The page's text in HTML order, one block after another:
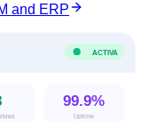
and ERP
ACTIVA
99.9%
Uptime